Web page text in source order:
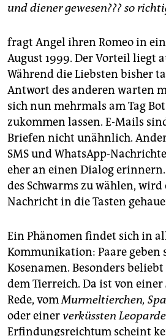
und diener gewesen??? so
fragt Angel ihren Romeo in
August 1999. Der Vorteil liegt
Während die Liebsten bisher
Antwort des anderen warten
sich nun mehrmals am Tag
zukommen lassen. E-Mails
Briefen nicht unähnlich.
SMS und WhatsApp-
eher an einen Dialog
des Schwarms zu wählen,
Nachricht in die Tasten
Ein Phänomen findet sich in
Kommunikation: Paare geben
Kosenamen. Besonders
dem Tierreich. Da ist von einer
Rede, vomMurmeltierchen,
oder einerverküssten
Erfindungsreichtum scheint